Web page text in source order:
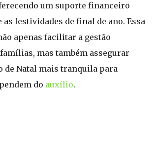
um suporte financeiro
festividades de final de ano. Essa
apenas facilitar a gestão
mas também assegurar
de Natal mais tranquila para
do auxílio.